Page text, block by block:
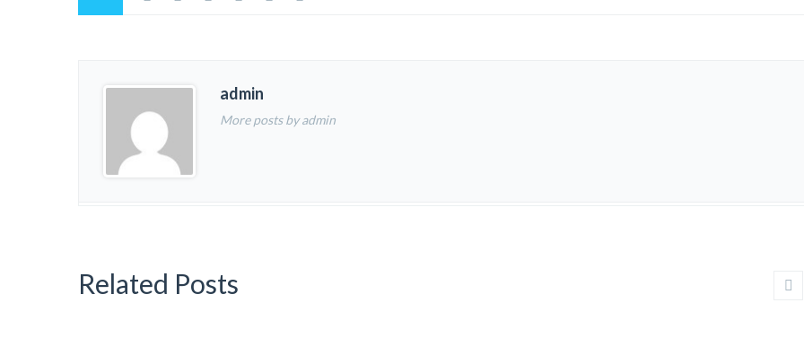
admin
More posts by admin
Related Posts